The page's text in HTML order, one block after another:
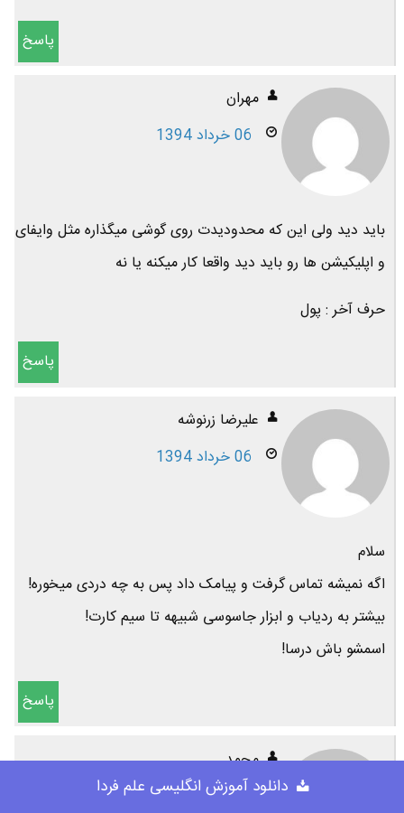
پاسخ
مهران
06 خرداد 1394
باید دید ولی این که محدودیدت روی گوشی میگذاره مثل وایفای
و اپلیکیشن ها رو باید دید واقعا کار میکنه یا نه
حرف آخر : پول
پاسخ
علیرضا زرنوشه
06 خرداد 1394
سلام
اگه نمیشه تماس گرفت و پیامک داد پس به چه دردی میخوره!
بیشتر به ردیاب و ابزار جاسوسی شبیهه تا سیم کارت!
اسمشو باش درسا!
پاسخ
محمد
06 خرداد 1394
دانلود آموزش انگلیسی علم فردا